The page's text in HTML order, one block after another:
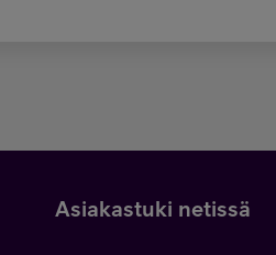
Asiakastuki netissä